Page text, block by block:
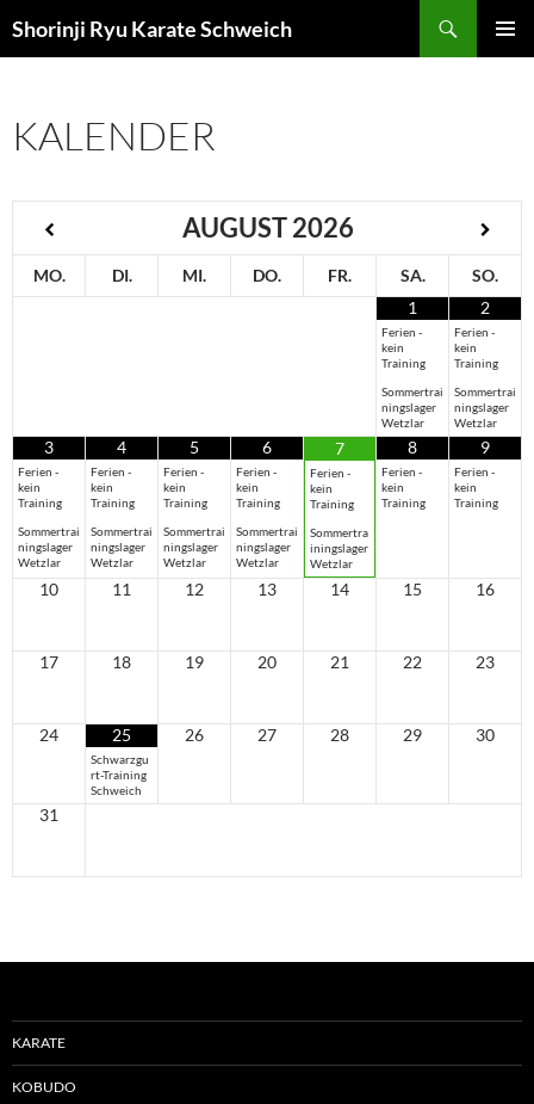
Inhalt
Shorinji Ryu Karate Schweich
KALENDER
AUGUST 2026
MO. DI. MI. DO. FR. SA.
SO.
1
Ferien -
kein
Training
Sommertrai
ningslager
Wetzlar
2
Ferien -
kein
Training
Sommertrai
ningslager
Wetzlar
3
Ferien -
kein
Training
Sommertrai
ningslager
Wetzlar
4
Ferien -
kein
Training
Sommertrai
ningslager
Wetzlar
5
Ferien -
kein
Training
Sommertrai
ningslager
Wetzlar
6
Ferien -
kein
Training
Sommertrai
ningslager
Wetzlar
7
Ferien -
kein
Training
Sommertra
iningslager
Wetzlar
8
Ferien -
kein
Training
9
Ferien -
kein
Training
10 11 12 13 14 15 16
17 18 19 20 21 22 23
24 25
Schwarzgu
rt-Training
Schweich
26 27 28 29 30
31
KARATE
KOBUDO